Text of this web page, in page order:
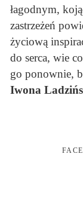
łagodnym,
zastrzeżeń
życiową
do serca, wie
go ponownie,
Iwona